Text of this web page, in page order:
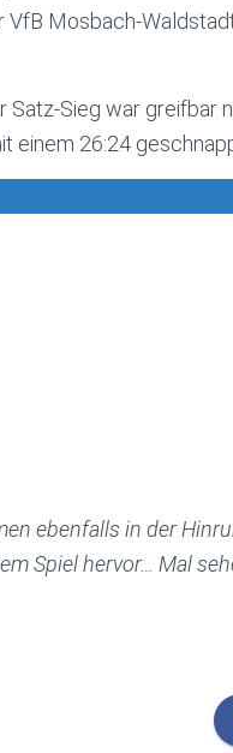
Mosbach-
Satz-Sieg war greifbar
einem 26:24
ebenfalls in der
Spiel hervor… Mal